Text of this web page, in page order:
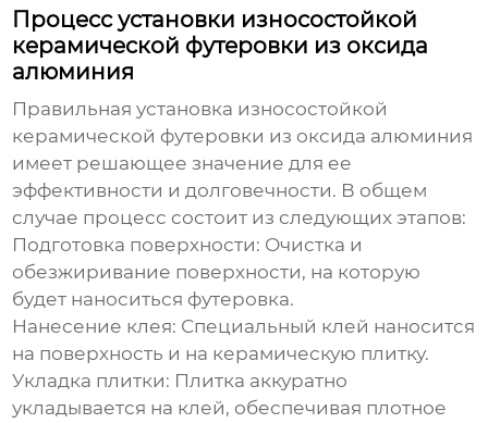
Процесс установки износостойкой
керамической футеровки из оксида
алюминия
Правильная установка износостойкой
керамической футеровки из оксида алюминия
имеет решающее значение для ее
эффективности и долговечности. В общем
случае процесс состоит из следующих этапов:
Подготовка поверхности: Очистка и
обезжиривание поверхности, на которую
будет наноситься футеровка.
Нанесение клея: Специальный клей наносится
на поверхность и на керамическую плитку.
Укладка плитки: Плитка аккуратно
укладывается на клей, обеспечивая плотное